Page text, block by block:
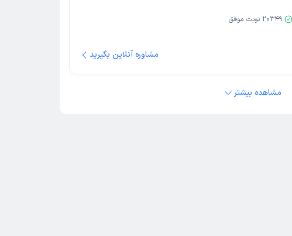
20349 نوبت موفق
مشاوره آنلاین بگیرید
مشاهده بیشتر